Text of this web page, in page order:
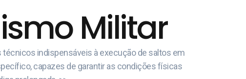
Militar
indispensáveis à execução de saltos em
capazes de garantir as condições físicas